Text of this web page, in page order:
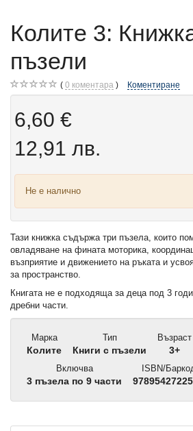
Колите 3:
пъзели
0 коментара Коментиране
6,60 €
12,91 лв.
Не е налично
Тази книжка съдържа три пъзела, които
овладяване на фината моторика,
възприятие и движението на ръката и
за пространство.
Книгата не е подходяща за деца под 3
дребни части.
Марка
Колите
Тип
Книги с пъзели
Възраст
3+
Включва
3 пъзела по 9 части
ISBN/